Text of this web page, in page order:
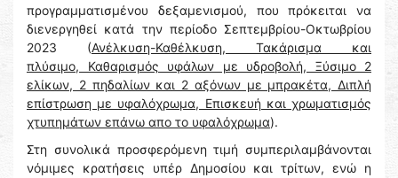
προγραμματισμένου δεξαμενισμού, που πρόκειται να
διενεργηθεί κατά την περίοδο Σεπτεμβρίου-Οκτωβρίου
2023 (Ανέλκυση-Καθέλκυση, Τακάρισμα και
πλύσιμο, Καθαρισμός υφάλων με υδροβολή, Ξύσιμο 2
ελίκων, 2 πηδαλίων και 2 αξόνων με μπρακέτα, Διπλή
επίστρωση με υφαλόχρωμα, Επισκευή και χρωματισμός
χτυπημάτων επάνω απο το υφαλόχρωμα).
Στη συνολικά προσφερόμενη τιμή συμπεριλαμβάνονται
νόμιμες κρατήσεις υπέρ Δημοσίου και τρίτων, ενώ η